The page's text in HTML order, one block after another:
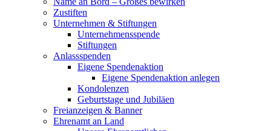
Zustiften
Unternehmen & Stiftungen
Unternehmensspende
Stiftungen
Anlassspenden
Eigene Spendenaktion
Eigene Spendenaktion anlegen
Kondolenzen
Geburtstage und Jubiläen
Freianzeigen & Banner
Ehrenamt an Land